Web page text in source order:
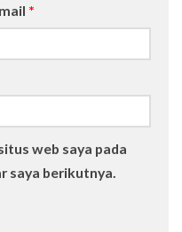
*
web saya pada
saya berikutnya.